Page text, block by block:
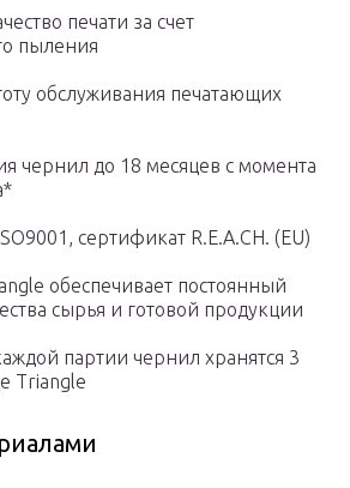
печати за счет
пыления
обслуживания печатающих
чернил до 18 месяцев с момента
сертификат R.E.A.CH. (EU)
обеспечивает постоянный
сырья и готовой продукции
партии чернил хранятся 3
Triangle